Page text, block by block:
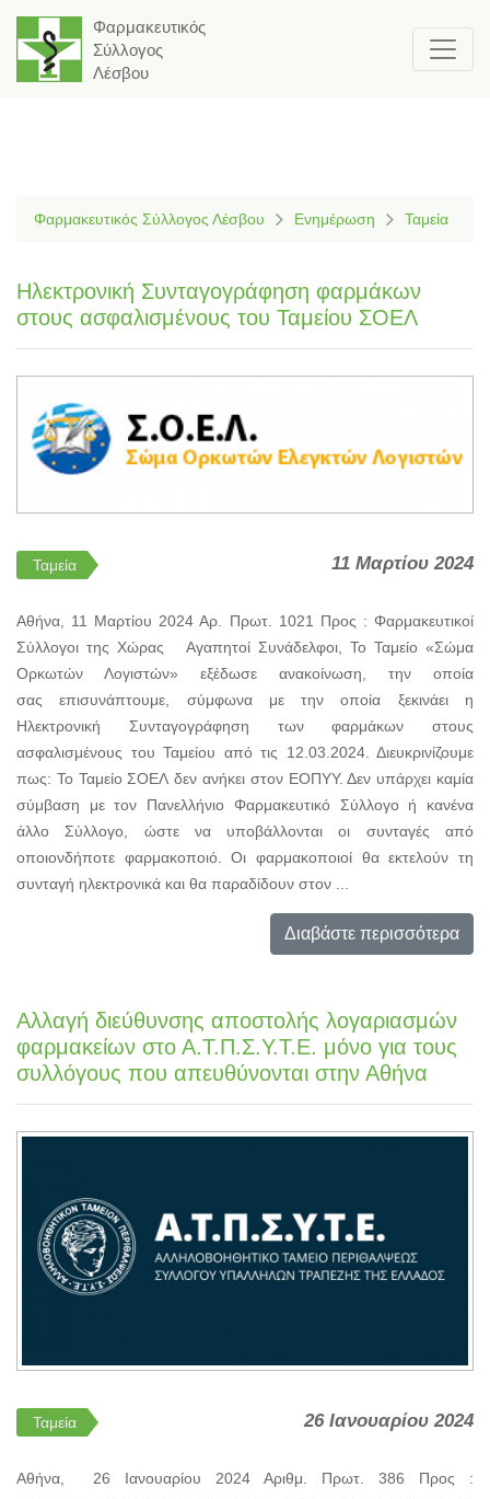
Φαρμακευτικός
Σύλλογος
Λέσβου
Φαρμακευτικός Σύλλογος Λέσβου Ενημέρωση Ταμεία
Ηλεκτρονική Συνταγογράφηση φαρμάκων
στους ασφαλισμένους του Ταμείου ΣΟΕΛ
Ταμεία 11 Μαρτίου 2024
Αθήνα, 11 Μαρτίου 2024 Αρ. Πρωτ. 1021 Προς : Φαρμακευτικοί
Σύλλογοι της Χώρας Αγαπητοί Συνάδελφοι, Το Ταμείο «Σώμα
Ορκωτών Λογιστών» εξέδωσε ανακοίνωση, την οποία
σας επισυνάπτουμε, σύμφωνα με την οποία ξεκινάει η
Ηλεκτρονική Συνταγογράφηση των φαρμάκων στους
ασφαλισμένους του Ταμείου από τις 12.03.2024. Διευκρινίζουμε
πως: Το Ταμείο ΣΟΕΛ δεν ανήκει στον ΕΟΠΥΥ. Δεν υπάρχει καμία
σύμβαση με τον Πανελλήνιο Φαρμακευτικό Σύλλογο ή κανένα
άλλο Σύλλογο, ώστε να υποβάλλονται οι συνταγές από
οποιονδήποτε φαρμακοποιό. Οι φαρμακοποιοί θα εκτελούν τη
συνταγή ηλεκτρονικά και θα παραδίδουν στον ...
Διαβάστε περισσότερα
Αλλαγή διεύθυνσης αποστολής λογαριασμών
φαρμακείων στο Α.Τ.Π.Σ.Υ.Τ.Ε. μόνο για τους
συλλόγους που απευθύνονται στην Αθήνα
Ταμεία 26 Ιανουαρίου 2024
Αθήνα, 26 Ιανουαρίου 2024 Αριθμ. Πρωτ. 386 Προς :